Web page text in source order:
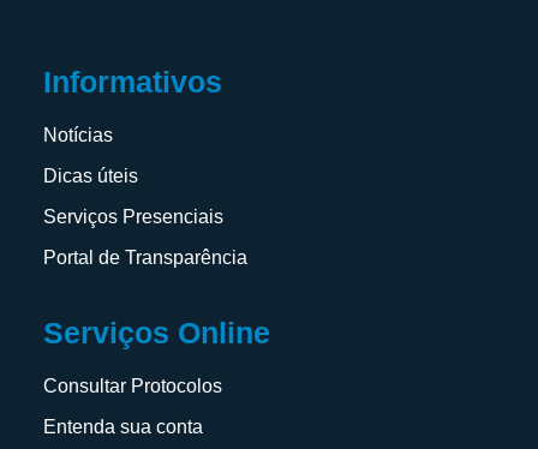
Informativos
Notícias
Dicas úteis
Serviços Presenciais
Portal de Transparência
Serviços Online
Consultar Protocolos
Entenda sua conta